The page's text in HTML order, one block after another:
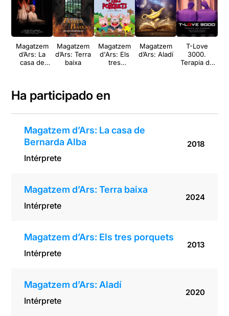
Magatzem
d’Ars: La
casa de
Magatzem
d’Ars: Terra
baixa
Magatzem
d'Ars: Els
tres
Magatzem
d’Ars: Aladí
T-Love
3000.
Terapia de
Ha participado en
Magatzem d’Ars: La casa de
Bernarda Alba
Intérprete
2018
Magatzem d’Ars: Terra baixa
Intérprete
2024
Magatzem d’Ars: Els tres porquets
Intérprete
2013
Magatzem d’Ars: Aladí
Intérprete
2020